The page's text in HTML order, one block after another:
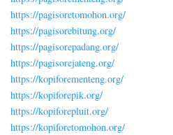
https://pagisoretomohon.org/
https://pagisorebitung.org/
https://pagisorepadang.org/
https://pagisorejateng.org/
https://kopiforementeng.org/
https://kopiforepik.org/
https://kopiforepluit.org/
https://kopiforetomohon.org/